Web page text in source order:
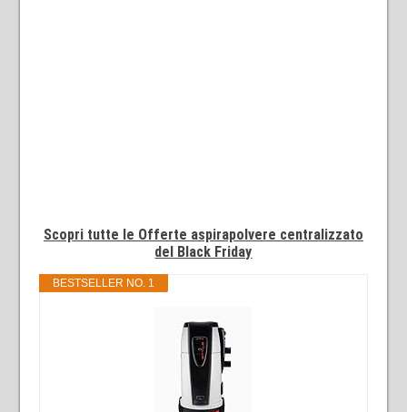
Scopri tutte le Offerte aspirapolvere centralizzato
del Black Friday
BESTSELLER NO. 1